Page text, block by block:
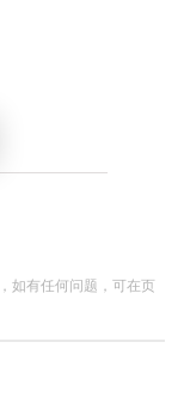
如有任何问题，可在页